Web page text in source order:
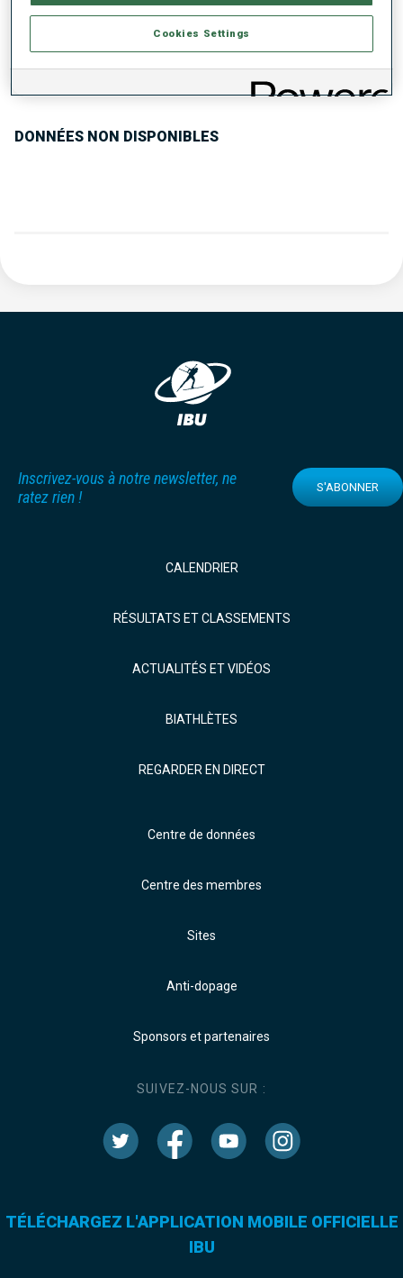
Données non disponibles
TENDANCE DES PERFORMANCES
DONNÉES NON DISPONIBLES
Inscrivez-vous à notre newsletter, ne
ratez rien !
S'ABONNER
CALENDRIER
RÉSULTATS ET CLASSEMENTS
ACTUALITÉS ET VIDÉOS
BIATHLÈTES
REGARDER EN DIRECT
Centre de données
Centre des membres
Sites
Anti-dopage
Sponsors et partenaires
SUIVEZ-NOUS SUR :
TÉLÉCHARGEZ L'APPLICATION MOBILE OFFICIELLE
IBU
Cookies Settings